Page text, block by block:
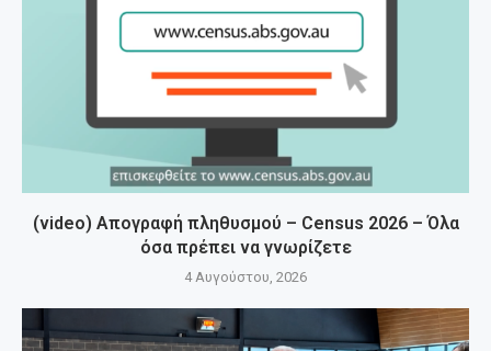
(video) Απογραφή πληθυσμού – Census 2026 – Όλα
όσα πρέπει να γνωρίζετε
4 Αυγούστου, 2026